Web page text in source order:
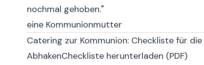
nochmal gehoben."
eine Kommunionmutter
Catering zur Kommunion: Checkliste für die
AbhakenCheckliste herunterladen (PDF)